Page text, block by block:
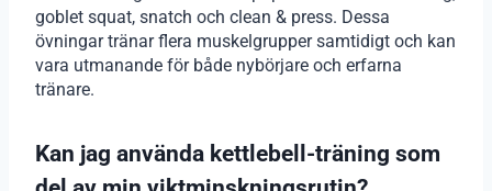
goblet squat, snatch och clean & press. Dessa
övningar tränar flera muskelgrupper samtidigt och kan
vara utmanande för både nybörjare och erfarna
tränare.
Kan jag använda kettlebell-träning som